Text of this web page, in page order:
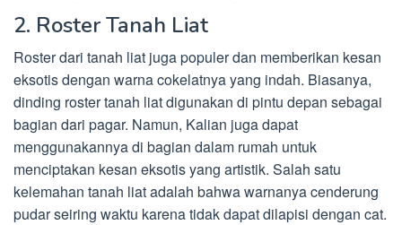
2. Roster Tanah Liat
Roster dari tanah liat juga populer dan memberikan kesan
eksotis dengan warna cokelatnya yang indah. Biasanya,
dinding roster tanah liat digunakan di pintu depan sebagai
bagian dari pagar. Namun, Kalian juga dapat
menggunakannya di bagian dalam rumah untuk
menciptakan kesan eksotis yang artistik. Salah satu
kelemahan tanah liat adalah bahwa warnanya cenderung
pudar seiring waktu karena tidak dapat dilapisi dengan cat.